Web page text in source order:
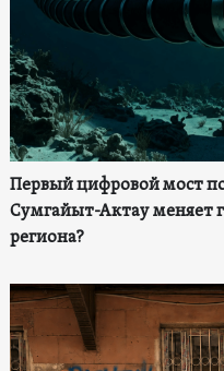
Первый цифровой мост
Сумгайыт-Актау меняет
региона?